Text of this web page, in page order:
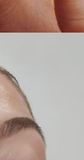
করুন
২-৩ মিনিট
গিয়ে ত্বক
হলে খুব বেশি